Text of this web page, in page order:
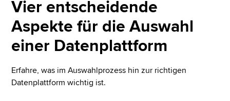
Vier entscheidende
Aspekte für die Auswahl
einer Datenplattform
Erfahre, was im Auswahlprozess hin zur richtigen
Datenplattform wichtig ist.